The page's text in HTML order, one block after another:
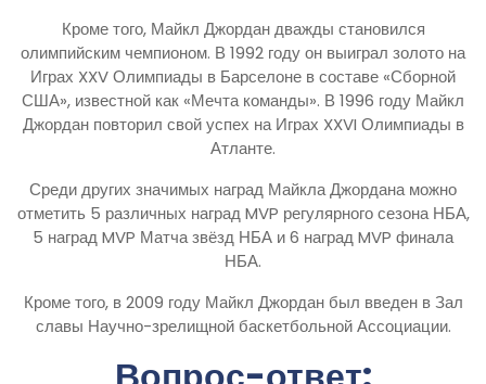
Кроме того, Майкл Джордан дважды становился
олимпийским чемпионом. В 1992 году он выиграл золото на
Играх XXV Олимпиады в Барселоне в составе «Сборной
США», известной как «Мечта команды». В 1996 году Майкл
Джордан повторил свой успех на Играх XXVI Олимпиады в
Атланте.
Среди других значимых наград Майкла Джордана можно
отметить 5 различных наград MVP регулярного сезона НБА,
5 наград MVP Матча звёзд НБА и 6 наград MVP финала
НБА.
Кроме того, в 2009 году Майкл Джордан был введен в Зал
славы Научно-зрелищной баскетбольной Ассоциации.